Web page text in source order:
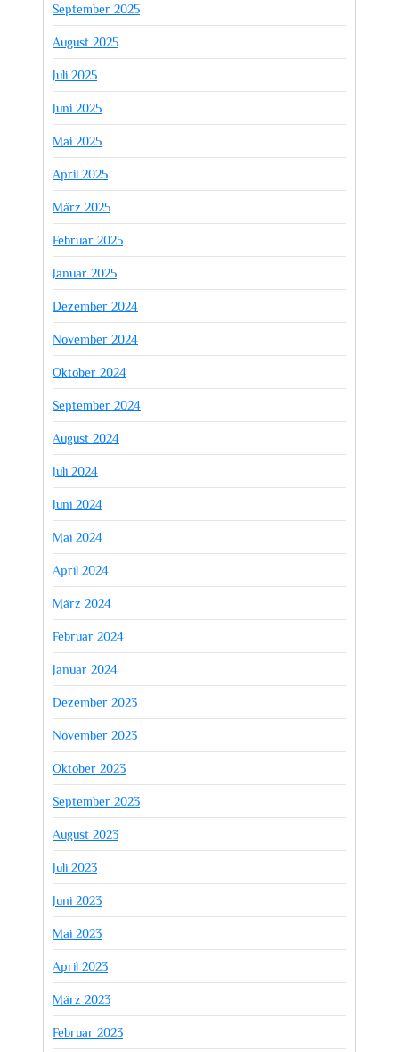
September 2025
August 2025
Juli 2025
Juni 2025
Mai 2025
April 2025
März 2025
Februar 2025
Januar 2025
Dezember 2024
November 2024
Oktober 2024
September 2024
August 2024
Juli 2024
Juni 2024
Mai 2024
April 2024
März 2024
Februar 2024
Januar 2024
Dezember 2023
November 2023
Oktober 2023
September 2023
August 2023
Juli 2023
Juni 2023
Mai 2023
April 2023
März 2023
Februar 2023